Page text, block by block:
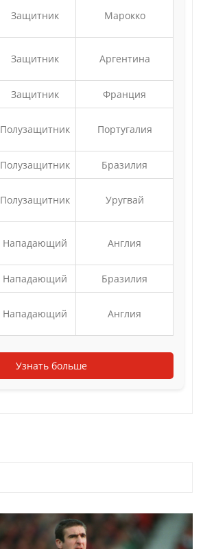
Защитник Марокко
Защитник Аргентина
Защитник Франция
Полузащитник Португалия
Полузащитник Бразилия
Полузащитник Уругвай
Нападающий Англия
Нападающий Бразилия
Нападающий Англия
Узнать больше